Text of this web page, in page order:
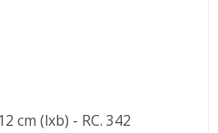
cm (lxb) - RC. 342